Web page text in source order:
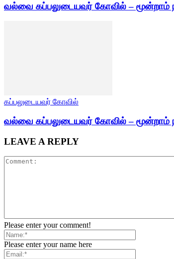
வல்வை கப்பலுடையவர் கோவில் – மூன்றாம்
கப்பலுடையவர் கோவில்
வல்வை கப்பலுடையவர் கோவில் – மூன்றாம்
LEAVE A REPLY
Please enter your comment!
Please enter your name here